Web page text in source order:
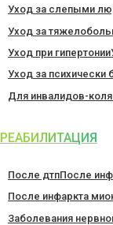
Уход за слепыми
Уход за
Уход при гипертонии
Уход за психически
Для инвалидов-
РЕАБИЛИТАЦИЯ
После дтпПосле
После инфаркта
Заболевания